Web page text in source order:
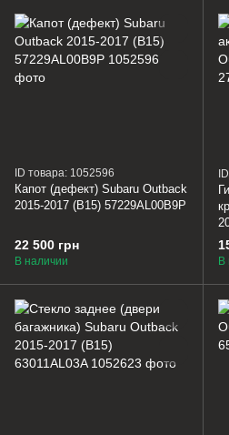
ID товара: 1052596
Капот (дефект) Subaru Outback
2015-2017 (B15) 57229AL00B9P
22 500 грн
В наличии В